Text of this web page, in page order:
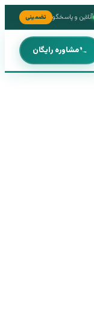
آنلاین و پاسخگو تضمینی
مشاوره رایگان